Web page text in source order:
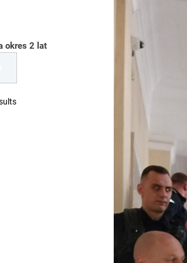
Uwaga Dębieńsko – woda nieprzydatna do
Ilu mieszkańców ma Rybnik?
Dość komentowania kolejnych afer w
okres 2 lat